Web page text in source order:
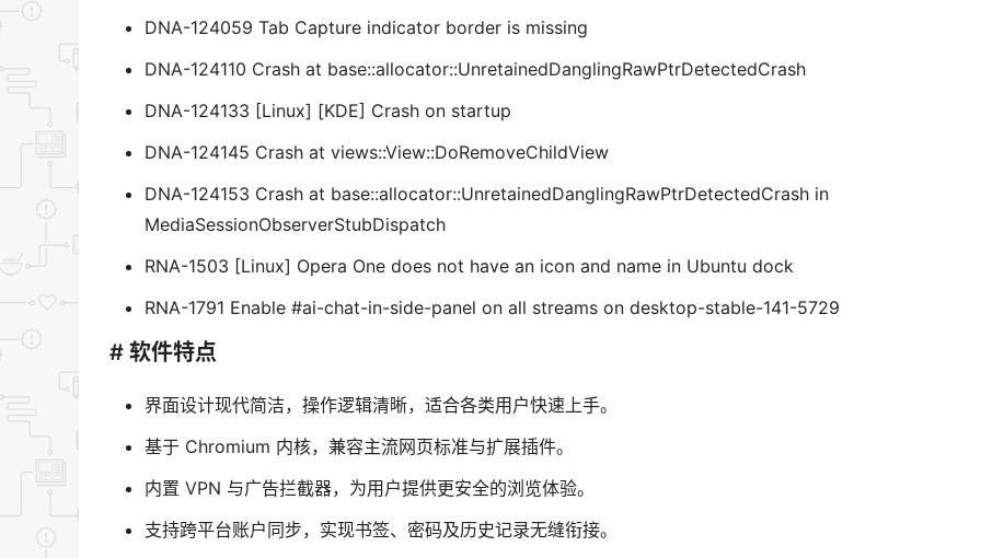
DNA-124059 Tab Capture indicator border is missing
DNA-124110 Crash at base::allocator::UnretainedDanglingRawPtrDetectedCrash
DNA-124133 [Linux] [KDE] Crash on startup
DNA-124145 Crash at views::View::DoRemoveChildView
DNA-124153 Crash at base::allocator::UnretainedDanglingRawPtrDetectedCrash in
MediaSessionObserverStubDispatch
RNA-1503 [Linux] Opera One does not have an icon and name in Ubuntu dock
RNA-1791 Enable #ai-chat-in-side-panel on all streams on desktop-stable-141-5729
# 软件特点
界面设计现代简洁，操作逻辑清晰，适合各类用户快速上手。
基于 Chromium 内核，兼容主流网页标准与扩展插件。
内置 VPN 与广告拦截器，为用户提供更安全的浏览体验。
支持跨平台账户同步，实现书签、密码及历史记录无缝衔接。